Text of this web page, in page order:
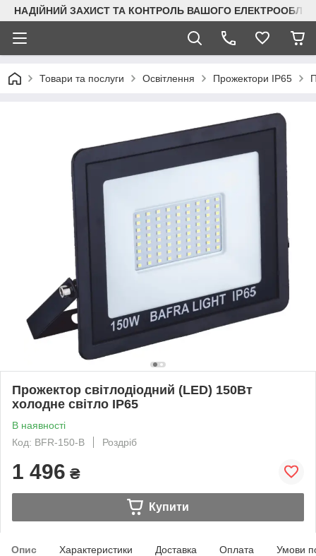
НАДІЙНИЙ ЗАХИСТ ТА КОНТРОЛЬ ВАШОГО
Товари та послуги Освітлення Прожектори IP65
Прожектор світлодіодний (LED) 150Вт
холодне світло IP65
В наявності
Код: BFR-150-B
Роздріб
1 496 ₴
Купити
Опис Характеристики Доставка Оплата Умови